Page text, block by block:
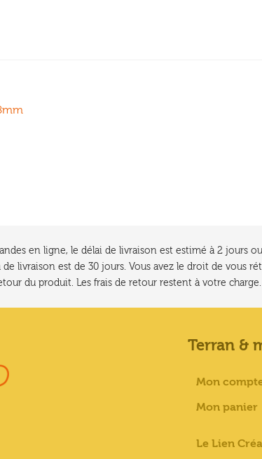
en ligne, le délai de livraison est estimé à 2 jours
livraison est de 30 jours. Vous avez le droit de vous
du produit. Les frais de retour restent à votre charge.
Terran &
Mon
Mon panier
Le Lien